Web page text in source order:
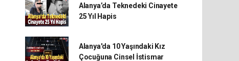
Alanya’da Teknedeki Cinayete
25 Yıl Hapis
Alanya'da 10 Yaşındaki Kız
Çocuğuna Cinsel İstismar